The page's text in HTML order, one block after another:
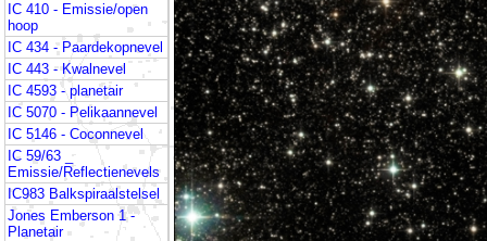
IC 410 - Emissie/open
hoop
IC 434 - Paardekopnevel
IC 443 - Kwalnevel
IC 4593 - planetair
IC 5070 - Pelikaannevel
IC 5146 - Coconnevel
IC 59/63 _
Emissie/Reflectienevels
IC983 Balkspiraalstelsel
Jones Emberson 1 -
Planetair